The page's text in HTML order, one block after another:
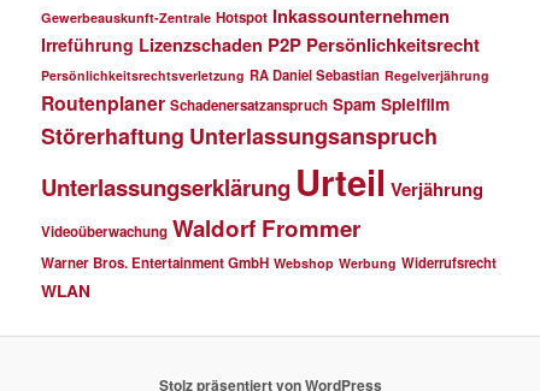
Gewerbeauskunft-Zentrale Hotspot Inkassounternehmen
Irreführung Lizenzschaden P2P Persönlichkeitsrecht
Persönlichkeitsrechtsverletzung RA Daniel Sebastian Regelverjährung
Routenplaner Schadenersatzanspruch Spam Spielfilm
Störerhaftung Unterlassungsanspruch
Unterlassungserklärung Urteil Verjährung
Videoüberwachung Waldorf Frommer
Warner Bros. Entertainment GmbH Webshop Werbung Widerrufsrecht
WLAN
Stolz präsentiert von WordPress